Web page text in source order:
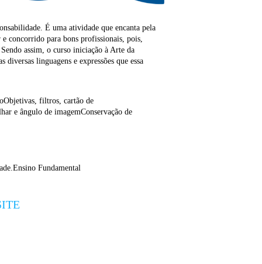
É uma atividade que encanta pela
concorrido para bons profissionais, pois,
assim, o curso iniciação à Arte da
linguagens e expressões que essa
filtros, cartão de
e ângulo de imagemConservação de
Fundamental